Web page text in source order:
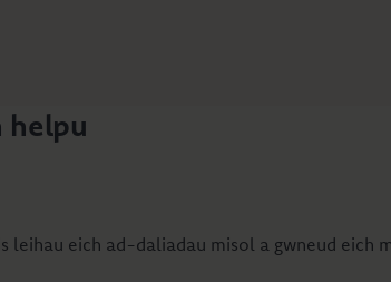
helpu
leihau eich ad-daliadau misol a gwneud eich